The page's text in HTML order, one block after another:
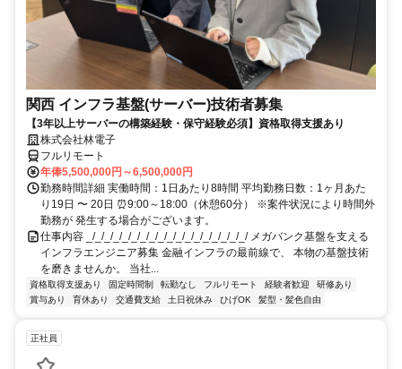
関西 インフラ基盤(サーバー)技術者募集
【3年以上サーバーの構築経験・保守経験必須】資格取得支援あり
株式会社林電子
フルリモート
年俸5,500,000円～6,500,000円
勤務時間詳細 実働時間：1日あたり8時間 平均勤務日数：1ヶ月あた
り19日 〜 20日 ⏰9:00～18:00（休憩60分） ※案件状況により時間外
勤務が 発生する場合がございます。
仕事内容 _/_/_/_/_/_/_/_/_/_/_/_/_/_/_/_/_/_/ メガバンク基盤を支える
インフラエンジニア募集 金融インフラの最前線で、 本物の基盤技術
を磨きませんか。 当社...
資格取得支援あり 固定時間制 転勤なし フルリモート 経験者歓迎
研修あり
賞与あり
育休あり 交通費支給 土日祝休み ひげOK 髪型・髪色自由
正社員